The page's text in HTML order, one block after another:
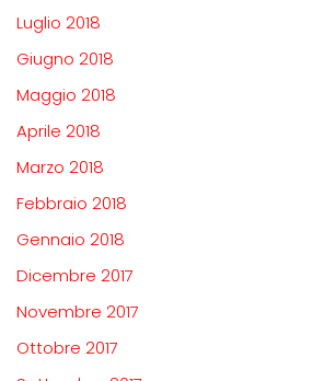
Luglio 2018
Giugno 2018
Maggio 2018
Aprile 2018
Marzo 2018
Febbraio 2018
Gennaio 2018
Dicembre 2017
Novembre 2017
Ottobre 2017